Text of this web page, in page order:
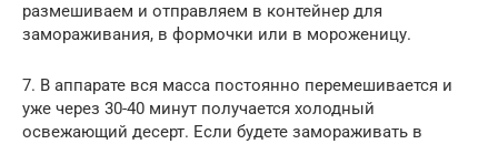
размешиваем и отправляем в контейнер для
замораживания, в формочки или в мороженицу.
7. В аппарате вся масса постоянно перемешивается и
уже через 30-40 минут получается холодный
освежающий десерт. Если будете замораживать в